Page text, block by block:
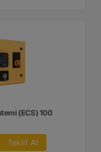
(ECS) 100
Teklif Al